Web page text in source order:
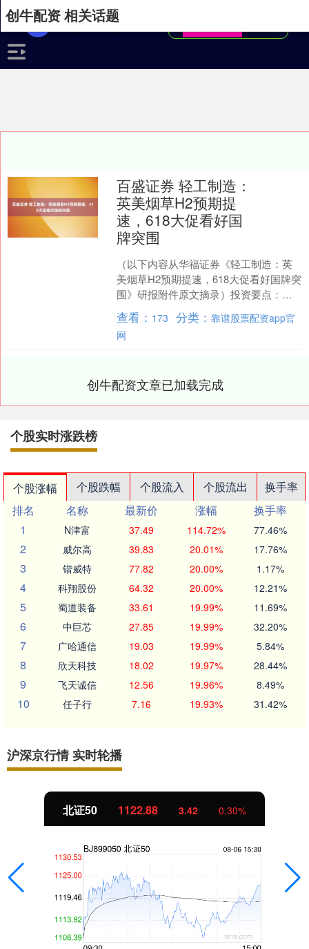
创牛配资 相关话题
百盛证券 轻工制造：
英美烟草H2预期提
速，618大促看好国
牌突围
（以下内容从华福证券《轻工制造：英
美烟草H2预期提速，618大促看好国牌突
围》研报附件原文摘录）投资要点：
【周观点】各大电商平台618大促延续，
看好个护产品价升....
查看： 173 分类：靠谱股票配资app官
网
创牛配资文章已加载完成
个股实时涨跌榜
个股涨幅 个股跌幅 个股流入 个股流出
换手率
排名
名称 最新价 涨幅
换手率
1
N津富 37.49 114.72% 77.46%
2 威尔高 39.83 20.01% 17.76%
3 锴威特 77.82 20.00% 1.17%
4 科翔股份 64.32 20.00% 12.21%
5 蜀道装备 33.61 19.99% 11.69%
6 中巨芯 27.85 19.99% 32.20%
7 广哈通信 19.03 19.99% 5.84%
8 欣天科技 18.02 19.97% 28.44%
9 飞天诚信 12.56 19.96% 8.49%
10 任子行 7.16 19.93% 31.42%
沪深京行情 实时轮播
北证50 1122.88 3.42 0.30%